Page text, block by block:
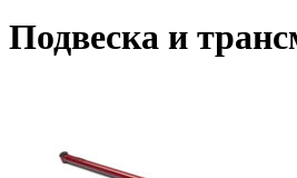
Подвеска и